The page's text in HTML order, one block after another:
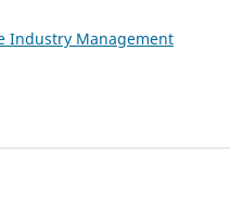
Industry Management